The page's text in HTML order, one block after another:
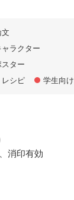
ラクター
ター
レシピ
学生向け
消印有効